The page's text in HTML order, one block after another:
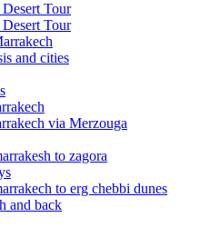
Tour
Tour
and cities
via Merzouga
to zagora
to erg chebbi dunes
and back